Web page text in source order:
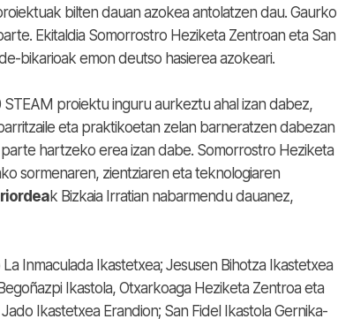
bilten dauan azokea antolatzen dau. Gaurko
Ekitaldia Somorrostro Heziketa Zentroan eta San
bikarioak emon deutso hasierea azokeari.
proiektu inguru aurkeztu ahal izan dabez,
eta praktikoetan zelan barneratzen dabezan
hartzeko erea izan dabe. Somorrostro Heziketa
sormenaren, zientziaren eta teknologiaren
k Bizkaia Irratian nabarmendu dauanez,
Inmaculada Ikastetxea; Jesusen Bihotza Ikastetxea
Ikastola, Otxarkoaga Heziketa Zentroa eta
Ikastetxea Erandion; San Fidel Ikastola Gernika-